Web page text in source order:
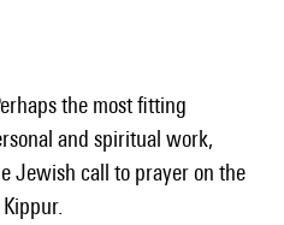
the most fitting
and spiritual work,
Jewish call to prayer on the